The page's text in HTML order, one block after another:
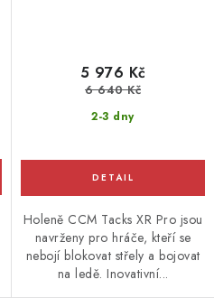
2-3 dny
5 976 Kč
6 640 Kč
Holeně CCM Tacks XR Pro jsou
navrženy pro hráče, kteří se
nebojí blokovat střely a bojovat
na ledě. Inovativní...